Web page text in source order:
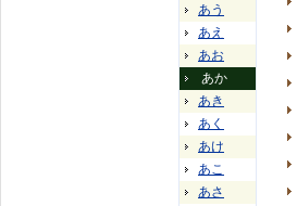
あう
あえ
あお
あか
あき
あく
あけ
あこ
あさ